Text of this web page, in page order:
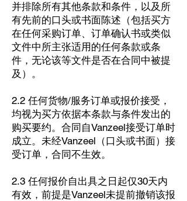
并排除所有其他条款和条件，以及所
有先前的口头或书面陈述（包括买方
在任何采购订单、订单确认书或类似
文件中所主张适用的任何条款或条
件，无论该等文件是否在合同中被提
及）。
2.2 任何货物/服务订单或报价接受，
均视为买方依据本条款与条件发出的
购买要约。合同自Vanzeel接受订单时
成立。未经Vanzeel（口头或书面）接
受订单，合同不生效。
2.3 任何报价自出具之日起仅30天内
有效，前提是Vanzeel未提前撤销该报